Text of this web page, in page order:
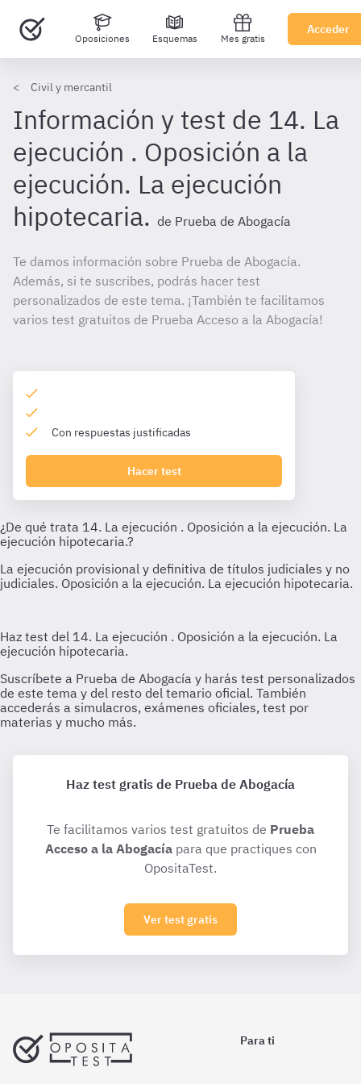
Oposiciones Esquemas Mes gratis
Acceder
Civil y mercantil
Información y test de 14. La
ejecución . Oposición a la
ejecución. La ejecución
hipotecaria. de Prueba de Abogacía
Te damos información sobre Prueba de Abogacía.
Además, si te suscribes, podrás hacer test
personalizados de este tema. ¡También te facilitamos
varios test gratuitos de Prueba Acceso a la Abogacía!
Con respuestas justificadas
Hacer test
Haz test gratis de Prueba de Abogacía
Te facilitamos varios test gratuitos de Prueba
Acceso a la Abogacíapara que practiques con
OpositaTest.
Ver test gratis
Para ti